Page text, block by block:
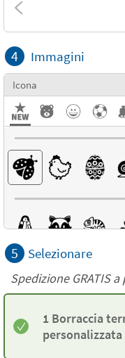
4 Immagini
Icona
5 Selezionare
Spedizione GRATIS
1 Borraccia